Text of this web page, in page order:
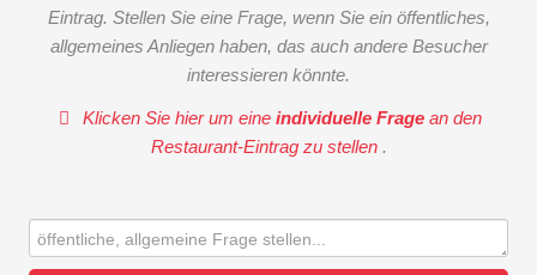
Eintrag. Stellen Sie eine Frage, wenn Sie ein öffentliches,
allgemeines Anliegen haben, das auch andere Besucher
interessieren könnte.
Klicken Sie hier um eineindividuelle Frage an den
Restaurant-Eintrag zu stellen .